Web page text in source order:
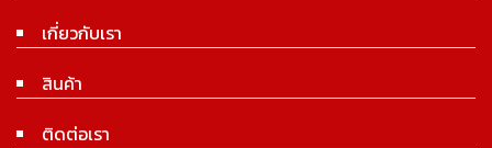
เกี่ยวกับเรา
สินค้า
ติดต่อเรา